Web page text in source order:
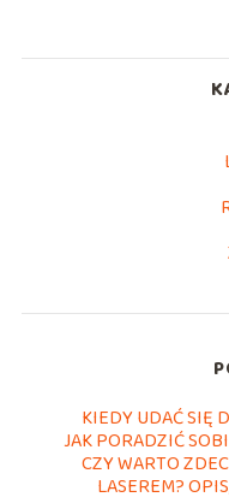
KIEDY UDAĆ SIĘ
JAK PORADZIĆ
CZY WARTO
LASEREM?